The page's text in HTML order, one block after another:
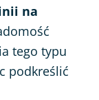
na
tego typu
podkreślić